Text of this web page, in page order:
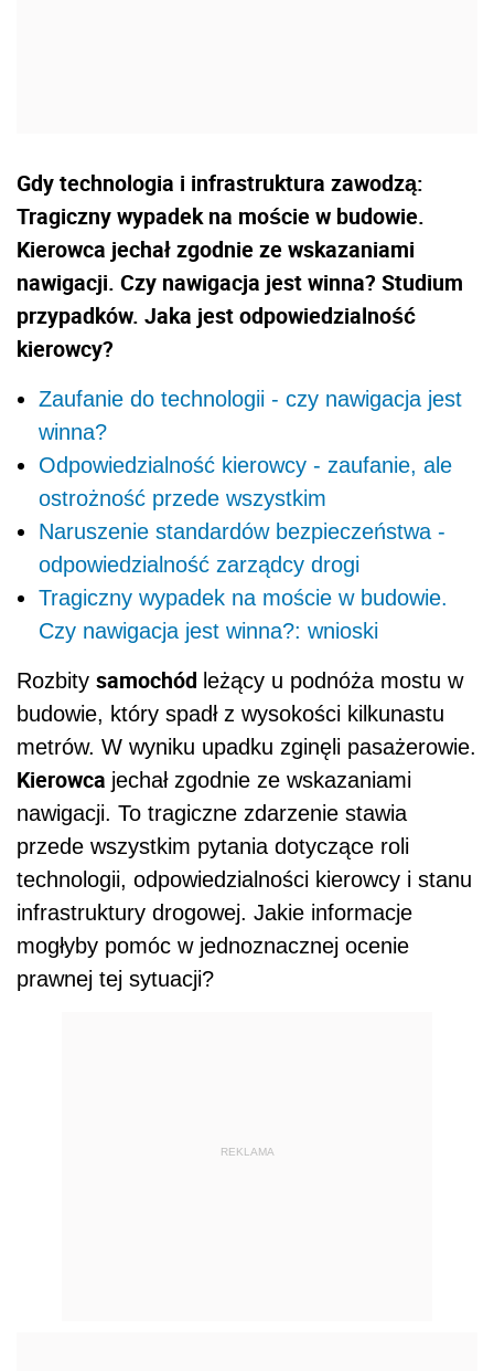
Gdy technologia i infrastruktura zawodzą:
Tragiczny wypadek na moście w budowie.
Kierowca jechał zgodnie ze wskazaniami
nawigacji. Czy nawigacja jest winna? Studium
przypadków. Jaka jest odpowiedzialność
kierowcy?
Zaufanie do technologii - czy nawigacja jest
winna?
Odpowiedzialność kierowcy - zaufanie, ale
ostrożność przede wszystkim
Naruszenie standardów bezpieczeństwa -
odpowiedzialność zarządcy drogi
Tragiczny wypadek na moście w budowie.
Czy nawigacja jest winna?: wnioski
Rozbity samochód leżący u podnóża mostu w
budowie, który spadł z wysokości kilkunastu
metrów. W wyniku upadku zginęli pasażerowie.
Kierowca jechał zgodnie ze wskazaniami
nawigacji. To tragiczne zdarzenie stawia
przede wszystkim pytania dotyczące roli
technologii, odpowiedzialności kierowcy i stanu
infrastruktury drogowej. Jakie informacje
mogłyby pomóc w jednoznacznej ocenie
prawnej tej sytuacji?
REKLAMA